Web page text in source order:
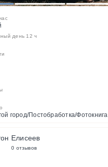
2 3
день 12 ч
город/Постобработка/Фотокнига
Елисеев
0 отзывов